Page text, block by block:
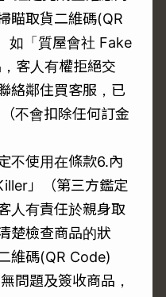
瞄取貨二維碼(QR
如「質屋會社 Fake
客人有權拒絕交
絡鄰住買客服，已
不會扣除任何訂金
不使用在條款6.內
」（第三方鑑定
人有責任於親身取
楚檢查商品的狀
維碼(QR Code)
問題及簽收商品，